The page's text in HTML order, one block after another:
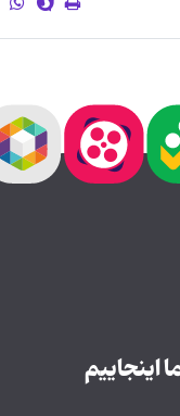
اینجاییم